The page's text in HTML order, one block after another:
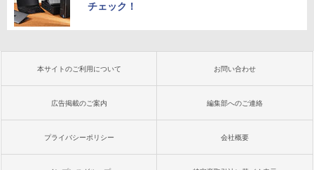
チェック！
本サイトのご利用について お問い合わせ
広告掲載のご案内 編集部へのご連絡
プライバシーポリシー 会社概要